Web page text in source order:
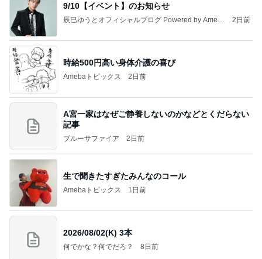
9/10【イベント】のお知らせ
辰巳ゆうとオフィシャルブログ Powered by Ameb
2日前
時給500円高い身体介護の喜び
Amebaトピックス 2日前
A宮一家はなぜご静養しないのかなどとくだらない
記事
ブルーサファイア 2日前
生で聞きたすぎたみんなのコール
Amebaトピックス 1日前
2026/08/02(K) 3本
何でかな？何でだろ？ 8日前